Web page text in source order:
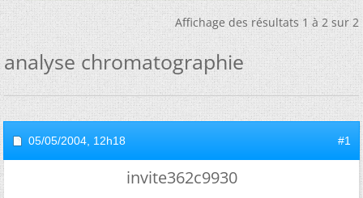
Affichage des résultats 1 à 2 sur 2
analyse chromatographie
05/05/2004, 12h18 #1
invite362c9930